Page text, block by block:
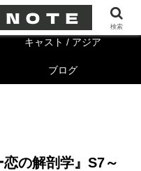
キャスト/海外
キャスト / アジア
ブログ
恋の解剖学』S7～
検索